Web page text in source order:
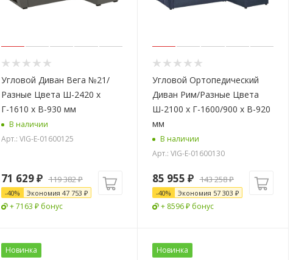
Угловой Диван Вега №21/
Разные Цвета Ш-2420 х
Г-1610 х В-930 мм
В наличии
Арт.: VIG-E-01600125
71 629₽ 119 382₽
-40% Экономия 47 753 ₽
+ 7163 ₽ бонус
Угловой Ортопедический
Диван Рим/Разные Цвета
Ш-2100 х Г-1600/900 х В-920
мм
В наличии
Арт.: VIG-E-01600130
85 955 ₽ 143 258₽
-40% Экономия 57 303 ₽
+ 8596 ₽ бонус
Новинка Новинка